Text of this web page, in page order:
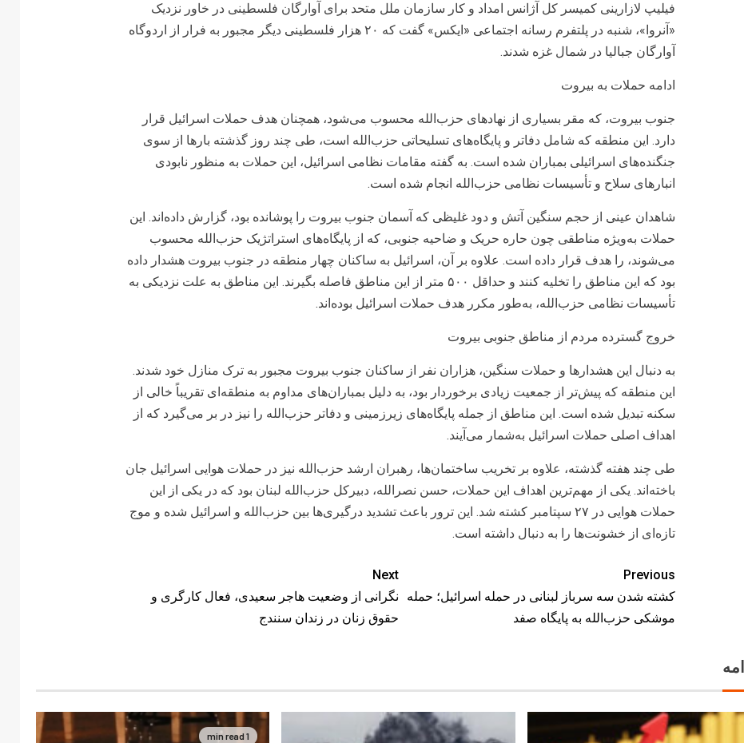
فیلیپ لازارینی کمیسر کل آژانس امداد و کار سازمان ملل متحد برای آوارگان فلسطینی در خاور نزدیک
«آنروا»، شنبه در پلتفرم رسانه اجتماعی «ایکس» گفت که ۲۰ هزار فلسطینی دیگر مجبور به فرار از اردوگاه
آوارگان جبالیا در شمال غزه شدند.
ادامه حملات به بیروت
جنوب بیروت، که مقر بسیاری از نهادهای حزب‌الله محسوب می‌شود، همچنان هدف حملات اسرائیل قرار
دارد. این منطقه که شامل دفاتر و پایگاه‌های تسلیحاتی حزب‌الله است، طی چند روز گذشته بارها از سوی
جنگنده‌های اسرائیلی بمباران شده است. به گفته مقامات نظامی اسرائیل، این حملات به منظور نابودی
انبارهای سلاح و تأسیسات نظامی حزب‌الله انجام شده است.
شاهدان عینی از حجم سنگین آتش و دود غلیظی که آسمان جنوب بیروت را پوشانده بود، گزارش داده‌اند. این
حملات به‌ویژه مناطقی چون حاره حریک و ضاحیه جنوبی، که از پایگاه‌های استراتژیک حزب‌الله محسوب
می‌شوند، را هدف قرار داده است. علاوه بر آن، اسرائیل به ساکنان چهار منطقه در جنوب بیروت هشدار داده
بود که این مناطق را تخلیه کنند و حداقل ۵۰۰ متر از این مناطق فاصله بگیرند. این مناطق به علت نزدیکی به
تأسیسات نظامی حزب‌الله، به‌طور مکرر هدف حملات اسرائیل بوده‌اند.
خروج گسترده مردم از مناطق جنوبی بیروت
به دنبال این هشدارها و حملات سنگین، هزاران نفر از ساکنان جنوب بیروت مجبور به ترک منازل خود شدند.
این منطقه که پیش‌تر از جمعیت زیادی برخوردار بود، به دلیل بمباران‌های مداوم به منطقه‌ای تقریباً خالی از
سکنه تبدیل شده است. این مناطق از جمله پایگاه‌های زیرزمینی و دفاتر حزب‌الله را نیز در بر می‌گیرد که از
اهداف اصلی حملات اسرائیل به‌شمار می‌آیند.
طی چند هفته گذشته، علاوه بر تخریب ساختمان‌ها، رهبران ارشد حزب‌الله نیز در حملات هوایی اسرائیل جان
باخته‌اند. یکی از مهم‌ترین اهداف این حملات، حسن نصرالله، دبیرکل حزب‌الله لبنان بود که در یکی از این
حملات هوایی در ۲۷ سپتامبر کشته شد. این ترور باعث تشدید درگیری‌ها بین حزب‌الله و اسرائیل شده و موج
تازه‌ای از خشونت‌ها را به دنبال داشته است.
Previous
کشته شدن سه سرباز لبنانی در حمله اسرائیل؛ حمله
موشکی حزب‌الله به پایگاه صفد
Next
نگرانی از وضعیت هاجر سعیدی، فعال کارگری و
حقوق زنان در زندان سنندج
1 min read